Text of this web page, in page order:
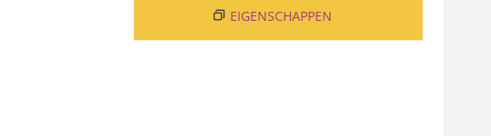
EIGENSCHAPPEN